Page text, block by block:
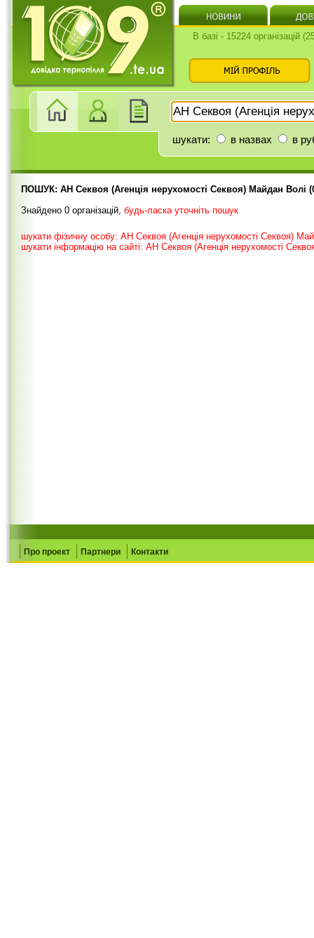
В базі - 15224 організацій
шукати: в назвах в
ПОШУК: AH Ceквoя (Агенція нерухомості Секвоя) Майдан Волі
Знайдено 0 організацій, будь-ласка уточніть пошук
шукати фізичну особу: AH Ceквoя (Агенція нерухомості Секвоя)
шукати інформацію на сайті: AH Ceквoя (Агенція нерухомості
Про проект Партнери Контакти